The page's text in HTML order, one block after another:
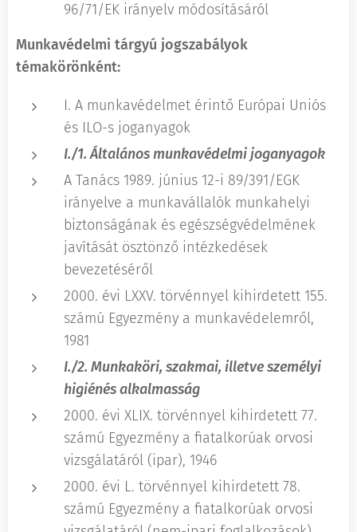
96/71/EK irányelv módosításáról
Munkavédelmi tárgyú jogszabályok
témakörönként:
I. A munkavédelmet érintő Európai Uniós
és ILO-s joganyagok
I./1. Általános munkavédelmi joganyagok
A Tanács 1989. június 12-i 89/391/EGK
irányelve a munkavállalók munkahelyi
biztonságának és egészségvédelmének
javítását ösztönző intézkedések
bevezetéséről
2000. évi LXXV. törvénnyel kihirdetett 155.
számú Egyezmény a munkavédelemről,
1981
I./2. Munkaköri, szakmai, illetve személyi
higiénés alkalmasság
2000. évi XLIX. törvénnyel kihirdetett 77.
számú Egyezmény a fiatalkorúak orvosi
vizsgálatáról (ipar), 1946
2000. évi L. törvénnyel kihirdetett 78.
számú Egyezmény a fiatalkorúak orvosi